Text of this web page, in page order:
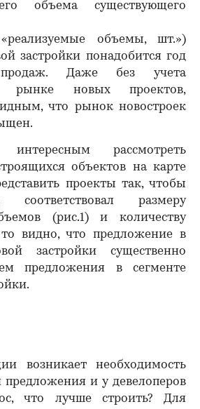
объема существующего
объемы, шт.»)
застройки понадобится год
продаж. Даже без учета
рынке новых проектов,
что рынок новостроек
интересным рассмотреть
объектов на карте
проекты так, чтобы
размеру
(рис.1) и количеству
то видно, что предложение в
застройки существенно
предложения в сегменте
возникает необходимость
и у девелоперов
что лучше строить? Для